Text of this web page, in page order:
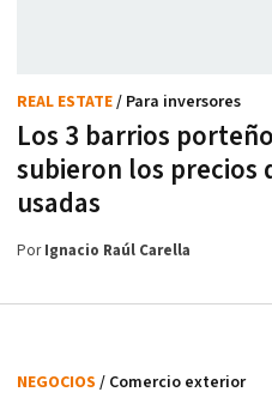
Los 3 barrios
subieron los precios
usadas
REAL ESTATE/ Para inversores
PorIgnacio Raúl Carella
NEGOCIOS / Comercio exterior